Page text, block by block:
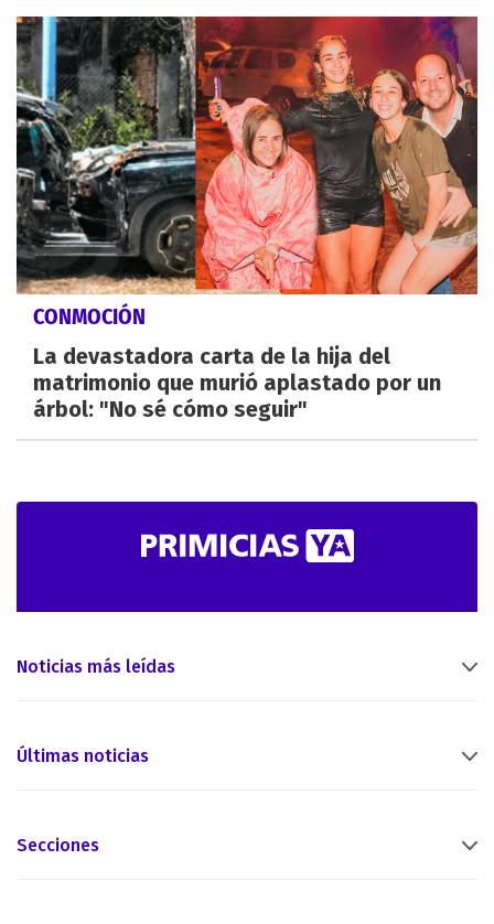
CONMOCIÓN
La devastadora carta de la hija del
matrimonio que murió aplastado por un
árbol: "No sé cómo seguir"
Noticias más leídas
Últimas noticias
Secciones